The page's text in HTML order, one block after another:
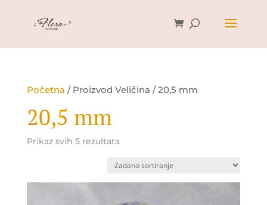
Početna / Proizvod Veličina / 20,5 mm
20,5 mm
Prikaz svih 5 rezultata